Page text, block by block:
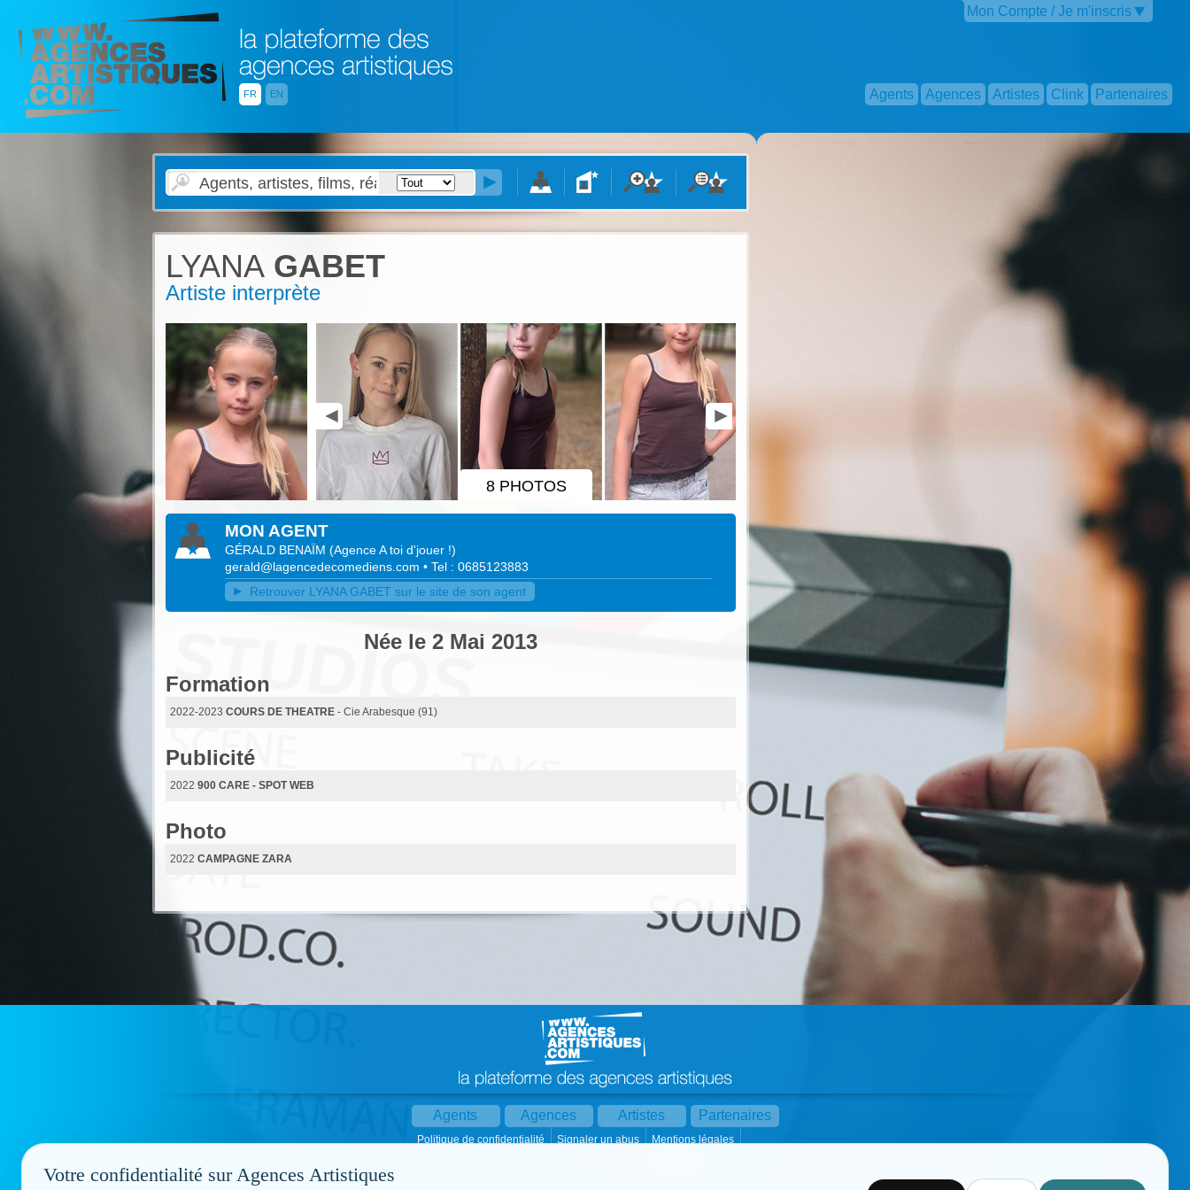
FR EN
Mon Compte / Je m'inscris
Agents Agences Artistes Clink Partenaires
LYANA GABET
Artiste interprète
8 PHOTOS
MON AGENT
GÉRALD BENAÏM (Agence A toi d'jouer !)
gerald@lagencedecomediens.com • Tel : 0685123883
Retrouver LYANA GABET sur le site de son agent
Née le 2 Mai 2013
Formation
2022-2023 COURS DE THEATRE - Cie Arabesque (91)
Publicité
2022 900 CARE - SPOT WEB
Photo
2022 CAMPAGNE ZARA
Agents Agences Artistes Partenaires
Politique de confidentialité Signaler un abus
Mentions légales
Votre confidentialité sur Agences Artistiques